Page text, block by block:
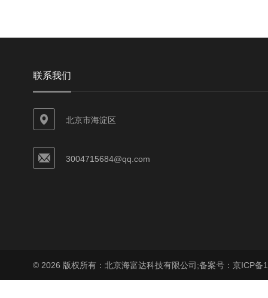
联系我们
北京市海淀区
3004715684@qq.com
© 2026 版权所有：北京海富达科技有限公司;备案号：京ICP备